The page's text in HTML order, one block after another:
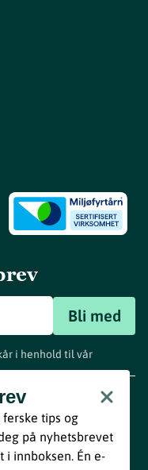
Bli med
i henhold til vår
tips og
på nyhetsbrevet
i innboksen. Én e-